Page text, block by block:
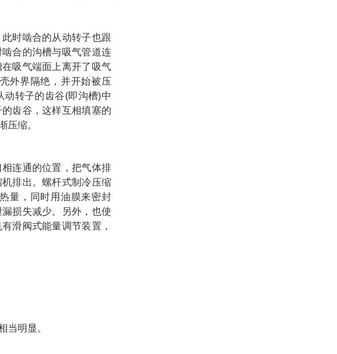
时啮合的从动转子也跟
合的沟槽与吸气管道连
吸气端面上离开了吸气
外界隔绝，并开始被压
转子的齿谷(即沟槽)中
齿谷，这样互相填塞的
压缩。
连通的位置，把气体排
排出。螺杆式制冷压缩
量，同时用油膜来密封
损失减少。另外，也使
滑阀式能量调节装置，
当明显。